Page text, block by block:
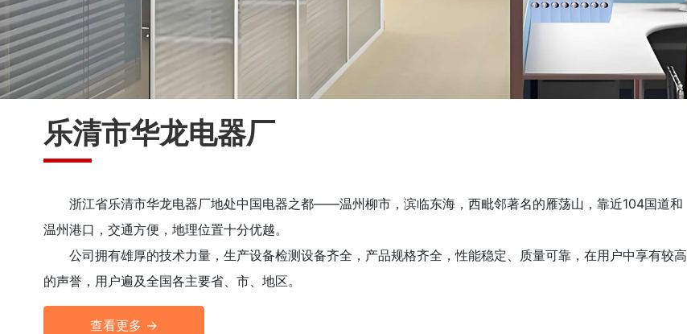
乐清市华龙电器厂
浙江省乐清市华龙电器厂地处中国电器之都——温州柳市，滨临东海，西毗邻著名的雁荡山，靠近104国道和
温州港口，交通方便，地理位置十分优越。
公司拥有雄厚的技术力量，生产设备检测设备齐全，产品规格齐全，性能稳定、质量可靠，在用户中享有较高
的声誉，用户遍及全国各主要省、市、地区。
查看更多 →